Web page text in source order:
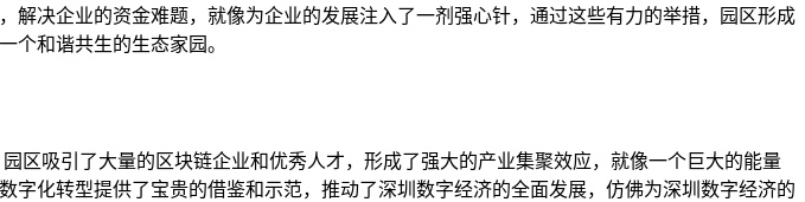
决企业的资金难题，就像为企业的发展注入了一剂强心针，通过这些有力的举措，园区形成
个和谐共生的生态家园。
区吸引了大量的区块链企业和优秀人才，形成了强大的产业集聚效应，就像一个巨大的能量
化转型提供了宝贵的借鉴和示范，推动了深圳数字经济的全面发展，仿佛为深圳数字经济的